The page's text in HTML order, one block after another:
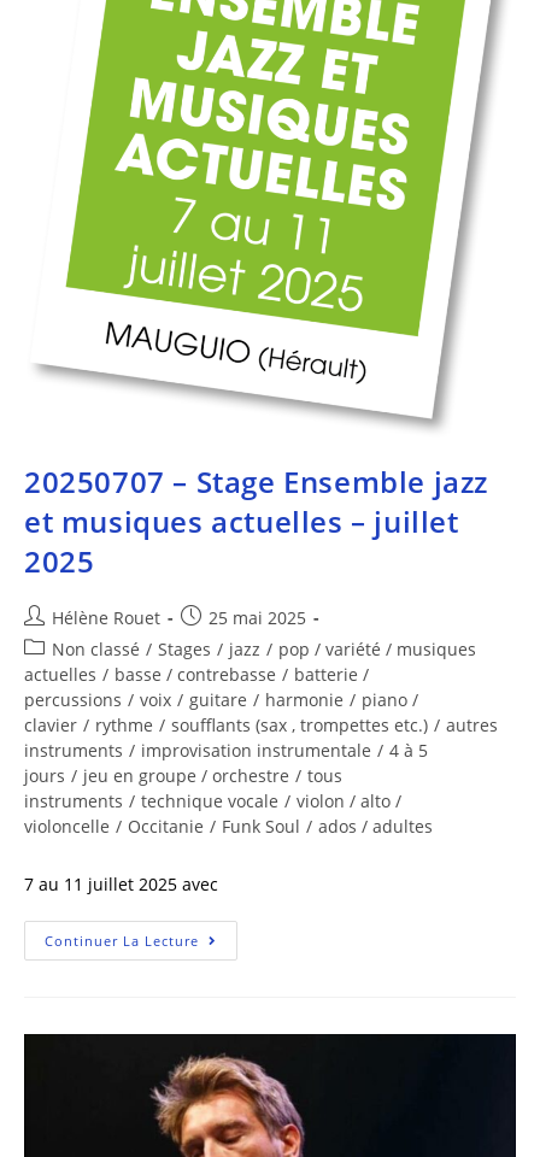
20250707 – Stage Ensemble jazz
et musiques actuelles – juillet
2025
Hélène Rouet
25 mai 2025
Non classé / Stages / jazz / pop / variété / musiques
actuelles / basse / contrebasse / batterie /
percussions / voix / guitare / harmonie / piano /
clavier / rythme / soufflants (sax , trompettes etc.) / autres
instruments / improvisation instrumentale / 4 à 5
jours / jeu en groupe / orchestre / tous
instruments / technique vocale / violon / alto /
violoncelle / Occitanie / Funk Soul / ados / adultes
7 au 11 juillet 2025 avec
Continuer La Lecture